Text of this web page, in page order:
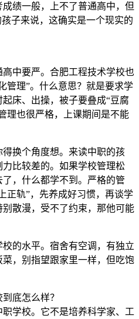
绩一般，上不了普通高中，但
子来说，这确实是一个现实的
中要严。合肥工程技术学校也
管理”。什么意思？就是要求学
床、出操，被子要叠成“豆腐
理也很严格，上课期间是不能
换个角度想。来读中职的孩
比较差的。如果学校管理松
，什么都学不到。严格的管
正轨”，先养成好习惯，再谈学
散漫，受不了约束，那他可能
的水平。宿舍有空调，有独立
，别指望跟家里一样，但吃饱
底怎么样？
学校。它不是培养科学家、工